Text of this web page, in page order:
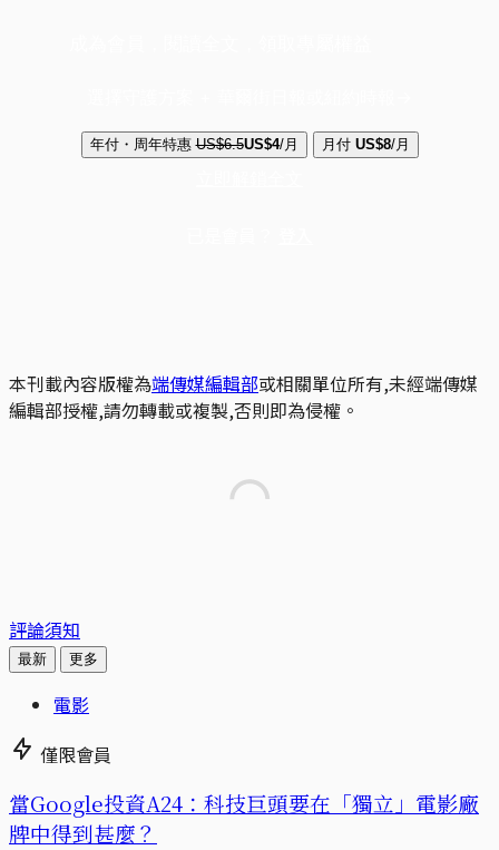
年付・周年特惠 US$6.5US$4/月 月付 US$8/月
本刊載內容版權為端傳媒編輯部或相關單位所有,未經端傳媒
編輯部授權,請勿轉載或複製,否則即為侵權。
評論須知
最新 更多
電影
僅限會員
當Google投資A24：科技巨頭要在「獨立」電影廠
牌中得到甚麼？